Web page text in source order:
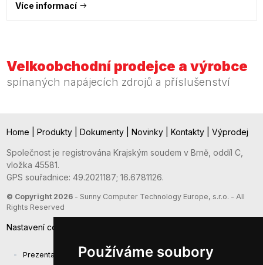
Používáme soubory
Více informací
Velkoobchodní prodejce a výrobce
spínaných napájecích zdrojů a příslušenství
Home Produkty Dokumenty Novinky Kontakty Výprodej
Společnost je registrována Krajským soudem v Brně, oddíl C,
vložka 45581.
GPS souřadnice: 49.2021187; 16.6781126.
© Copyright 2026- Sunny Computer Technology Europe, s.r.o. - All
Rights Reserved
Nastavení cookies
Prezentace společnosti